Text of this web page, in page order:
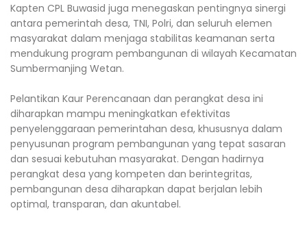
Kapten CPL Buwasid juga menegaskan pentingnya sinergi
antara pemerintah desa, TNI, Polri, dan seluruh elemen
masyarakat dalam menjaga stabilitas keamanan serta
mendukung program pembangunan di wilayah Kecamatan
Sumbermanjing Wetan.
Pelantikan Kaur Perencanaan dan perangkat desa ini
diharapkan mampu meningkatkan efektivitas
penyelenggaraan pemerintahan desa, khususnya dalam
penyusunan program pembangunan yang tepat sasaran
dan sesuai kebutuhan masyarakat. Dengan hadirnya
perangkat desa yang kompeten dan berintegritas,
pembangunan desa diharapkan dapat berjalan lebih
optimal, transparan, dan akuntabel.